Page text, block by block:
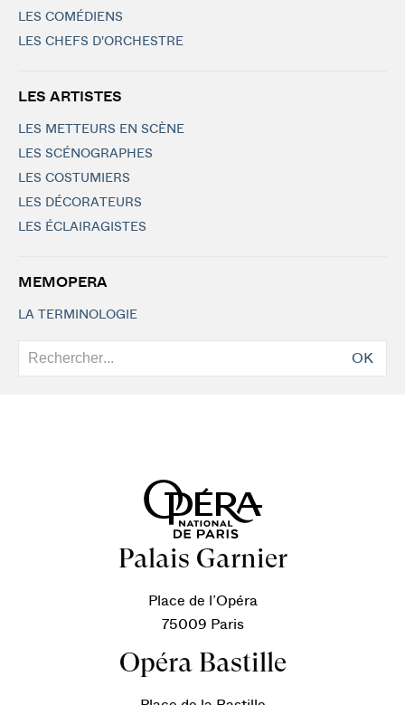
LES COMÉDIENS
LES CHEFS D'ORCHESTRE
LES ARTISTES
LES METTEURS EN SCÈNE
LES SCÉNOGRAPHES
LES COSTUMIERS
LES DÉCORATEURS
LES ÉCLAIRAGISTES
MEMOPERA
LA TERMINOLOGIE
OK
Palais Garnier
Place de l’Opéra
75009 Paris
Opéra Bastille